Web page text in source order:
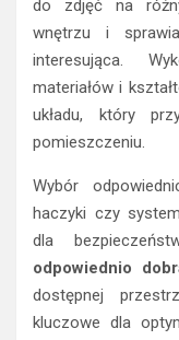
do zdjęć na
wnętrzu i
interesująca.
materiałów i
układu, który
pomieszczeniu.
Wybór
haczyki czy
dla
odpowiednio
dostępnej
kluczowe dla